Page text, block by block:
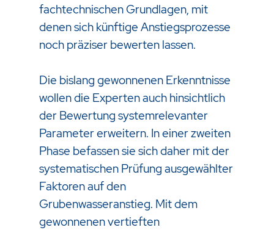
fachtechnischen Grundlagen, mit
denen sich künftige Anstiegsprozesse
noch präziser bewerten lassen.
Die bislang gewonnenen Erkenntnisse
wollen die Experten auch hinsichtlich
der Bewertung systemrelevanter
Parameter erweitern. In einer zweiten
Phase befassen sie sich daher mit der
systematischen Prüfung ausgewählter
Faktoren auf den
Grubenwasseranstieg. Mit dem
gewonnenen vertieften